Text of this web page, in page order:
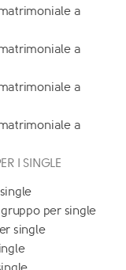
a
a
a
a
I SINGLE
per single
single